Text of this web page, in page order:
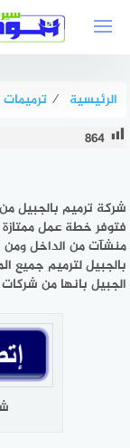
الرئيسية ⁄ ترميمات
864
شركة ترميم بالجبيل
فتوفر خطة عمل
منشآت من الداخل ومن
بالجبيل لترميم جميع
الجبيل بانها من